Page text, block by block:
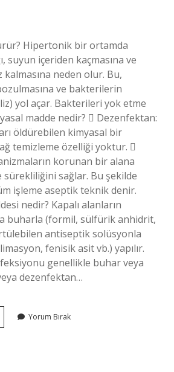
Hipertonik bir ortamda
suyun içeriden kaçmasına ve
neden olur. Bu,
ve bakterilerin
yol açar. Bakterileri yok etme
madde nedir?  Dezenfektan:
öldürebilen kimyasal bir
temizleme özelliği yoktur. 
korunan bir alana
sağlar. Bu şekilde
işleme aseptik teknik denir.
nedir? Kapalı alanların
buharla (formil, sülfürik anhidrit,
antiseptik solüsyonla
fenisik asit vb.) yapılır.
genellikle buhar veya
dezenfektan…
Yorum Bırak